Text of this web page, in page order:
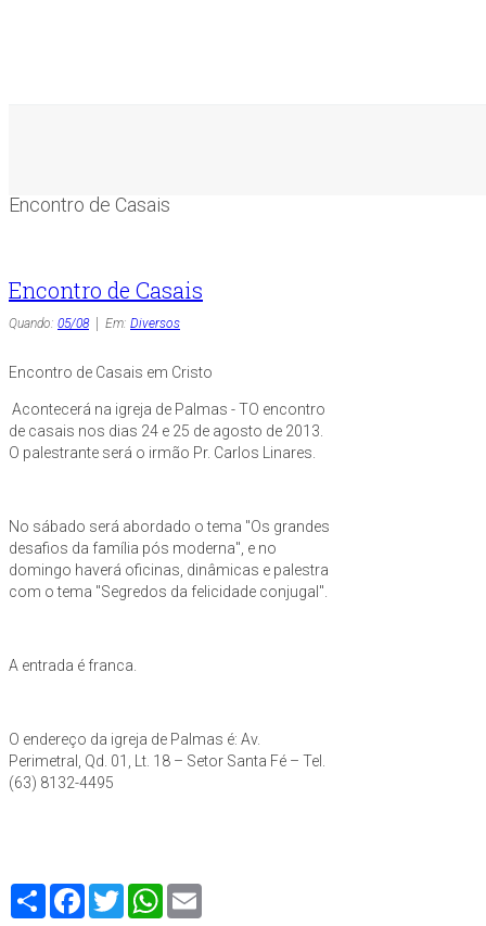
Encontro de Casais
Encontro de Casais
Quando: 05/08 Em: Diversos
Encontro de Casais em Cristo
Acontecerá na igreja de Palmas - TO encontro
de casais nos dias 24 e 25 de agosto de 2013.
O palestrante será o irmão Pr. Carlos Linares.
No sábado será abordado o tema "Os grandes
desafios da família pós moderna", e no
domingo haverá oficinas, dinâmicas e palestra
com o tema "Segredos da felicidade conjugal".
A entrada é franca.
O endereço da igreja de Palmas é: Av.
Perimetral, Qd. 01, Lt. 18 – Setor Santa Fé – Tel.
(63) 8132-4495
Compartilhe
Facebook
TwitterWhatsApp